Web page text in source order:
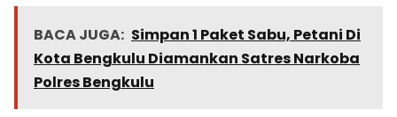
BACA JUGA: Simpan 1 Paket Sabu, Petani Di
Kota Bengkulu Diamankan Satres Narkoba
Polres Bengkulu